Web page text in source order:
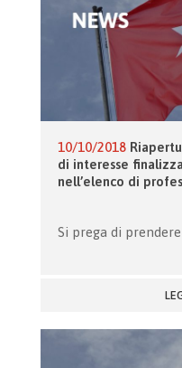
10/10/2018
di interesse
nell’elenco di
Si prega di